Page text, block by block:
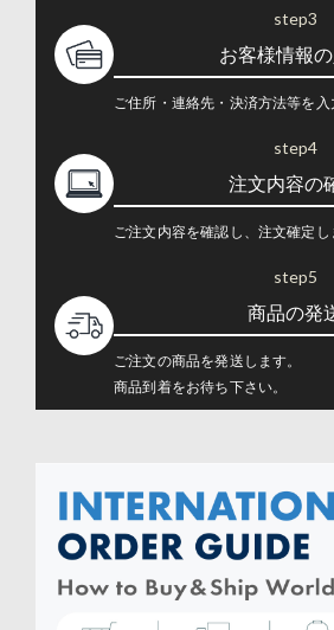
step3
お客様情報
ご住所・連絡先・決済方法等を入
step4
注文内容の
ご注文内容を確認し、注文確定し
step5
商品の発
ご注文の商品を発送します。
商品到着をお待ち下さい。